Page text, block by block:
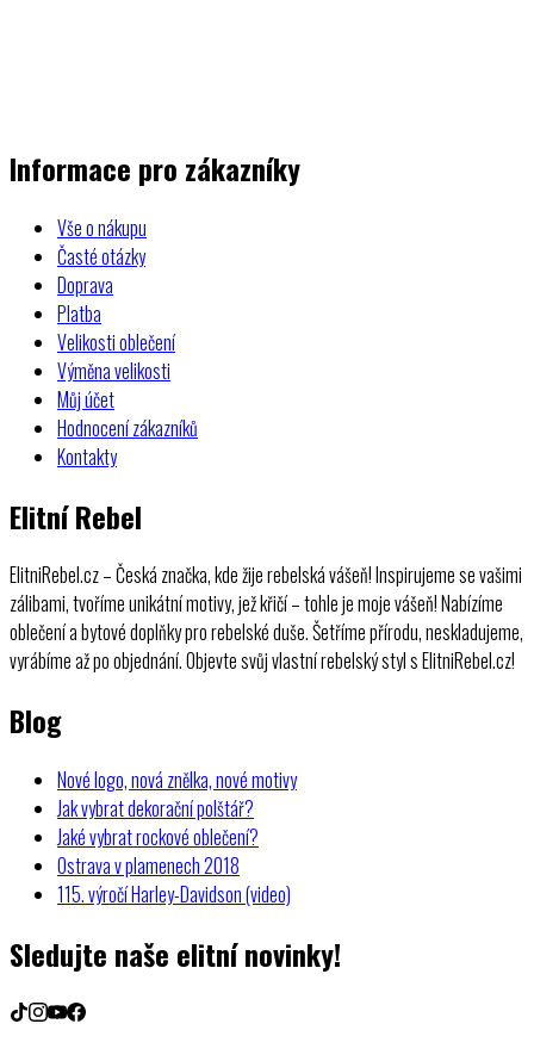
Informace pro zákazníky
Vše o nákupu
Časté otázky
Doprava
Platba
Velikosti oblečení
Výměna velikosti
Můj účet
Hodnocení zákazníků
Kontakty
Elitní Rebel
ElitniRebel.cz – Česká značka, kde žije rebelská vášeň! Inspirujeme se vašimi
zálibami, tvoříme unikátní motivy, jež křičí – tohle je moje vášeň! Nabízíme
oblečení a bytové doplňky pro rebelské duše. Šetříme přírodu, neskladujeme,
vyrábíme až po objednání. Objevte svůj vlastní rebelský styl s ElitniRebel.cz!
Blog
Nové logo, nová znělka, nové motivy
Jak vybrat dekorační polštář?
Jaké vybrat rockové oblečení?
Ostrava v plamenech 2018
115. výročí Harley-Davidson (video)
Sledujte naše elitní novinky!